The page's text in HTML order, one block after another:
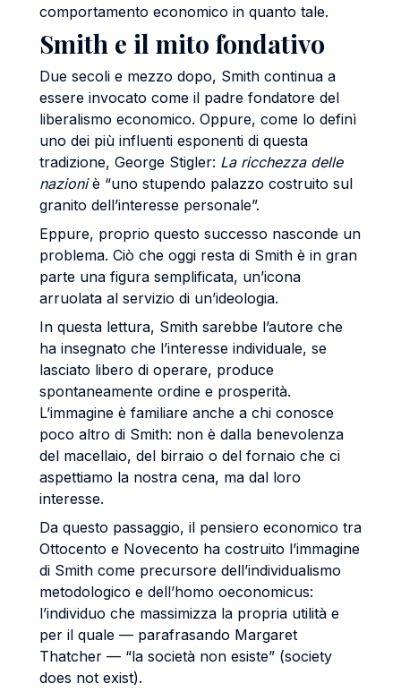
comportamento economico in quanto tale.
Smith e il mito fondativo
Due secoli e mezzo dopo, Smith continua a
essere invocato come il padre fondatore del
liberalismo economico. Oppure, come lo definì
uno dei più influenti esponenti di questa
tradizione, George Stigler: La ricchezza delle
nazioniè “uno stupendo palazzo costruito sul
granito dell’interesse personale”.
Eppure, proprio questo successo nasconde un
problema. Ciò che oggi resta di Smith è in gran
parte una figura semplificata, un’icona
arruolata al servizio di un’ideologia.
In questa lettura, Smith sarebbe l’autore che
ha insegnato che l’interesse individuale, se
lasciato libero di operare, produce
spontaneamente ordine e prosperità.
L’immagine è familiare anche a chi conosce
poco altro di Smith: non è dalla benevolenza
del macellaio, del birraio o del fornaio che ci
aspettiamo la nostra cena, ma dal loro
interesse.
Da questo passaggio, il pensiero economico tra
Ottocento e Novecento ha costruito l’immagine
di Smith come precursore dell’individualismo
metodologico e dell’homo oeconomicus:
l’individuo che massimizza la propria utilità e
per il quale — parafrasando Margaret
Thatcher — “la società non esiste” (society
does not exist).